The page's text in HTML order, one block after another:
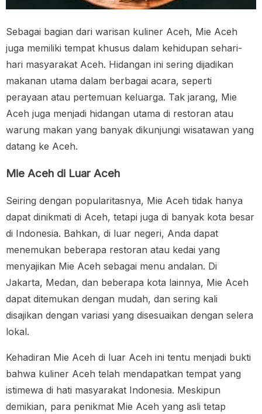
Sebagai bagian dari warisan kuliner Aceh, Mie Aceh
juga memiliki tempat khusus dalam kehidupan sehari-
hari masyarakat Aceh. Hidangan ini sering dijadikan
makanan utama dalam berbagai acara, seperti
perayaan atau pertemuan keluarga. Tak jarang, Mie
Aceh juga menjadi hidangan utama di restoran atau
warung makan yang banyak dikunjungi wisatawan yang
datang ke Aceh.
Mie Aceh di Luar Aceh
Seiring dengan popularitasnya, Mie Aceh tidak hanya
dapat dinikmati di Aceh, tetapi juga di banyak kota besar
di Indonesia. Bahkan, di luar negeri, Anda dapat
menemukan beberapa restoran atau kedai yang
menyajikan Mie Aceh sebagai menu andalan. Di
Jakarta, Medan, dan beberapa kota lainnya, Mie Aceh
dapat ditemukan dengan mudah, dan sering kali
disajikan dengan variasi yang disesuaikan dengan selera
lokal.
Kehadiran Mie Aceh di luar Aceh ini tentu menjadi bukti
bahwa kuliner Aceh telah mendapatkan tempat yang
istimewa di hati masyarakat Indonesia. Meskipun
demikian, para penikmat Mie Aceh yang asli tetap